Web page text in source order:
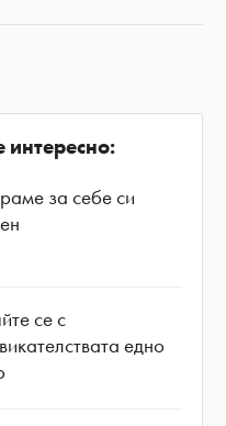
за себе си
се с
едно